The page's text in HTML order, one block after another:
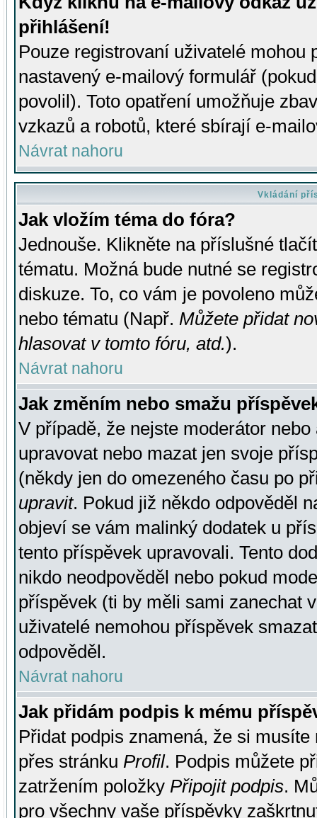
přihlášení!
Pouze registrovaní uživatelé mohou
nastavený e-mailový formulář
povolil). Toto opatření umožňuje
vzkazů a robotů, které sbírají e-
Návrat nahoru
Vkládání
Jak vložím téma do fóra?
Jednouše. Klikněte na příslušné
tématu. Možná bude nutné se
diskuze. To, co vám je povoleno
nebo tématu (Např. Můžete přidat
hlasovat v tomto fóru, atd.).
Návrat nahoru
Jak změním nebo smažu
V případě, že nejste moderátor
upravovat nebo mazat jen svoje
(někdy jen do omezeného času po
upravit. Pokud již někdo odpověděl
objeví se vám malinký dodatek u
tento příspěvek upravovali. Tento
nikdo neodpověděl nebo pokud
příspěvek (ti by měli sami zanechat
uživatelé nemohou příspěvek
odpověděl.
Návrat nahoru
Jak přidám podpis k mému
Přidat podpis znamená, že si
přes stránku Profil. Podpis můžete
zatržením položky Připojit podpis.
pro všechny vaše příspěvky